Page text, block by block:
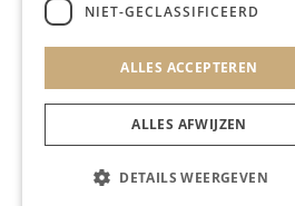
Het
NIET-GECLASSIFICEERD
ALLES ACCEPTEREN
ALLES AFWIJZEN
DETAILS WEERGEVEN